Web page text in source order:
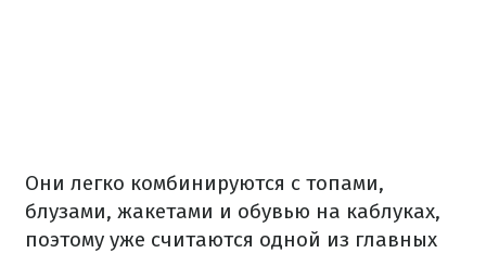
Они легко комбинируются с топами,
блузами, жакетами и обувью на каблуках,
поэтому уже считаются одной из главных